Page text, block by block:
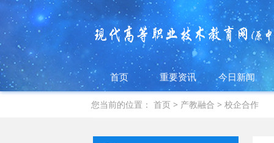
首页 重要资讯 今日新闻
您当前的位置：首页 > 产教融合 >校企合作